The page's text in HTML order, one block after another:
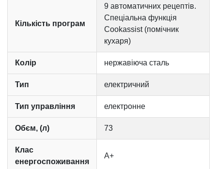
Кількість програм
9 автоматичних рецептів.
Спеціальна функція
Сookassist (помічник
кухаря)
Колір нержавіюча сталь
Тип електричний
Тип управління електронне
Обєм, (л) 73
Клас
енергоспоживання
А+